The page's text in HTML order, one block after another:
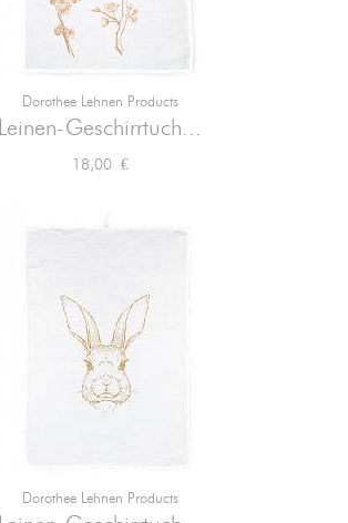
Dorothee Lehnen Products
Leinen-Geschirrtuch...
Preis
18,00 €
Dorothee Lehnen Products